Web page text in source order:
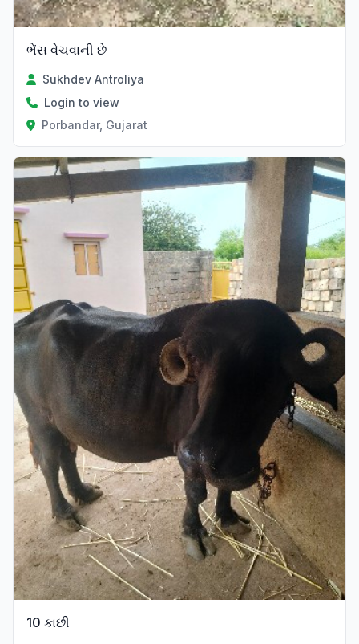
ભેંસ વેચવાની છે
Sukhdev Antroliya
Login to view
Porbandar, Gujarat
10 કાછી